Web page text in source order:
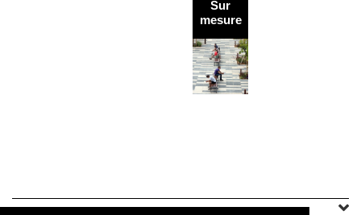
Sur
mesure